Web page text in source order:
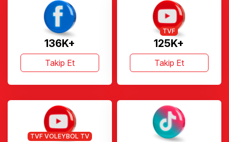
136K+
Takip Et
125K+
TVF
Takip Et
TVF VOLEYBOL TV